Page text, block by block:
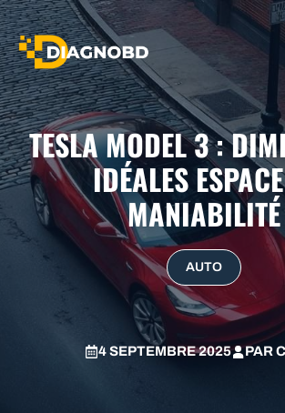
Aller
au
contenu
TESLA MODEL 3 :
IDÉALES
MANIABILITÉ
AUTO
4 SEPTEMBRE 2025 PAR